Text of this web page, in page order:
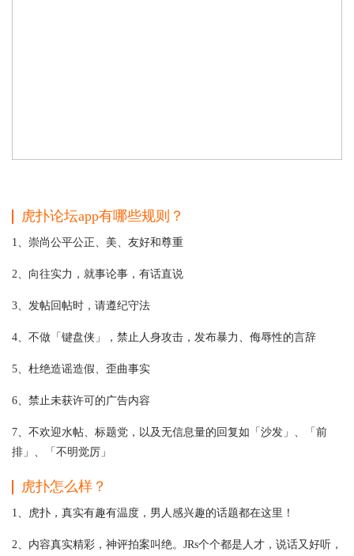
虎扑论坛app有哪些规则？
1、崇尚公平公正、美、友好和尊重
2、向往实力，就事论事，有话直说
3、发帖回帖时，请遵纪守法
4、不做「键盘侠」，禁止人身攻击，发布暴力、侮辱性的言辞
5、杜绝造谣造假、歪曲事实
6、禁止未获许可的广告内容
7、不欢迎水帖、标题党，以及无信息量的回复如「沙发」、「前
排」、「不明觉厉」
虎扑怎么样？
1、虎扑，真实有趣有温度，男人感兴趣的话题都在这里！
2、内容真实精彩，神评拍案叫绝。JRs个个都是人才，说话又好听，